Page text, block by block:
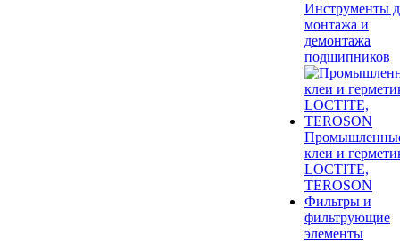
Инструменты
монтажа и
демонтажа
подшипников
клеи и
LOCTITE,
TEROSON
Фильтры и
фильтрующие
элементы